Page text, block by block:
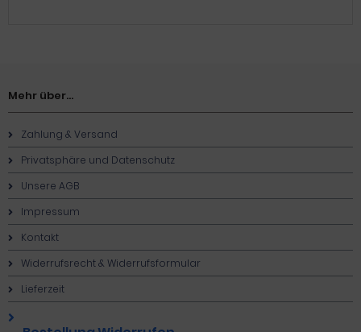
Mehr über...
Zahlung & Versand
Privatsphäre und Datenschutz
Unsere AGB
Impressum
Kontakt
Widerrufsrecht & Widerrufsformular
Lieferzeit